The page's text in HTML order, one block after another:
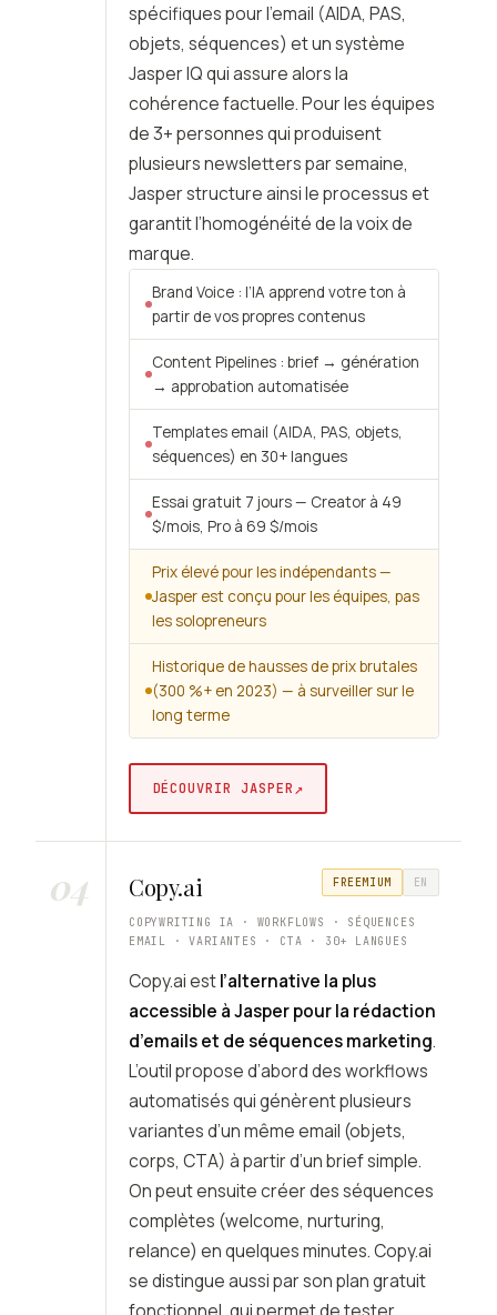
spécifiques pour l’email (AIDA, PAS,
objets, séquences) et un système
Jasper IQ qui assure alors la
cohérence factuelle. Pour les équipes
de 3+ personnes qui produisent
plusieurs newsletters par semaine,
Jasper structure ainsi le processus et
garantit l’homogénéité de la voix de
marque.
Brand Voice : l’IA apprend votre ton à
partir de vos propres contenus
Content Pipelines : brief → génération
→ approbation automatisée
Templates email (AIDA, PAS, objets,
séquences) en 30+ langues
Essai gratuit 7 jours — Creator à 49
$/mois, Pro à 69 $/mois
Prix élevé pour les indépendants —
Jasper est conçu pour les équipes, pas
les solopreneurs
Historique de hausses de prix brutales
(300 %+ en 2023) — à surveiller sur le
long terme
DÉCOUVRIR JASPER↗
04 Copy.ai FREEMIUM EN
COPYWRITING IA · WORKFLOWS · SÉQUENCES
EMAIL · VARIANTES · CTA · 30+ LANGUES
Copy.ai estl’alternative la plus
accessible à Jasper pour la rédaction
d’emails et de séquences marketing.
L’outil propose d’abord des workflows
automatisés qui génèrent plusieurs
variantes d’un même email (objets,
corps, CTA) à partir d’un brief simple.
On peut ensuite créer des séquences
complètes (welcome, nurturing,
relance) en quelques minutes. Copy.ai
se distingue aussi par son plan gratuit